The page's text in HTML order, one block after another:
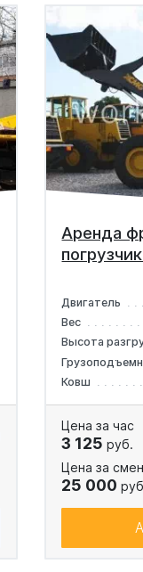
Аренда
Двигатель
Вес
Высота
Ковш
Цена за час
3 125 руб.
Цена за
25 000